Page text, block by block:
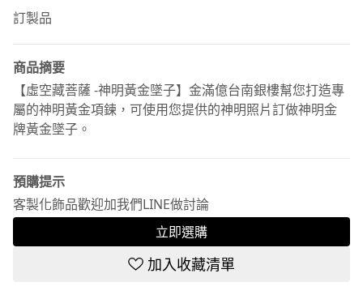
訂製品
商品摘要
【虛空藏菩薩 -神明黃金墜子】金滿億台南銀樓幫您打造專
屬的神明黃金項鍊，可使用您提供的神明照片訂做神明金
牌黃金墜子。
預購提示
客製化飾品歡迎加我們LINE做討論
立即選購
加入收藏清單